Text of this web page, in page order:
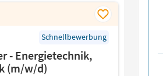
Schnellbewerbung
- Energietechnik,
(m/w/d)